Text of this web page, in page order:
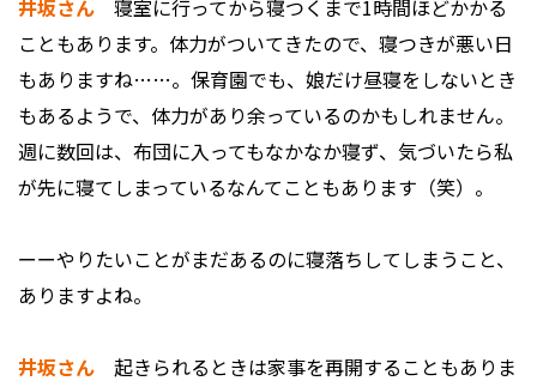
井坂さん 寝室に行ってから寝つくまで1時間ほどかかる
こともあります。体力がついてきたので、寝つきが悪い日
もありますね……。保育園でも、娘だけ昼寝をしないとき
もあるようで、体力があり余っているのかもしれません。
週に数回は、布団に入ってもなかなか寝ず、気づいたら私
が先に寝てしまっているなんてこともあります（笑）。
ーーやりたいことがまだあるのに寝落ちしてしまうこと、
ありますよね。
井坂さん 起きられるときは家事を再開することもありま